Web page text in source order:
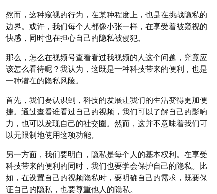
然而，这种窥视的行为，在某种程度上，也是在挑战隐私的
边界。或许，我们每个人都像小张一样，在享受着被窥视的
快感，同时也在担心自己的隐私被侵犯。
那么，怎么在视频号查看看过我视频的人这个问题，究竟应
该怎么看待呢？我认为，这既是一种科技带来的便利，也是
一种潜在的隐私风险。
首先，我们要认识到，科技的发展让我们的生活变得更加便
捷。通过查看谁看过自己的视频，我们可以了解自己的影响
力，也可以发现自己的社交圈。然而，这并不意味着我们可
以无限制地使用这项功能。
另一方面，我们要明白，隐私是每个人的基本权利。在享受
科技带来的便利的同时，我们也要学会保护自己的隐私。比
如，在设置自己的视频隐私时，要明确自己的需求，既要保
证自己的隐私，也要尊重他人的隐私。